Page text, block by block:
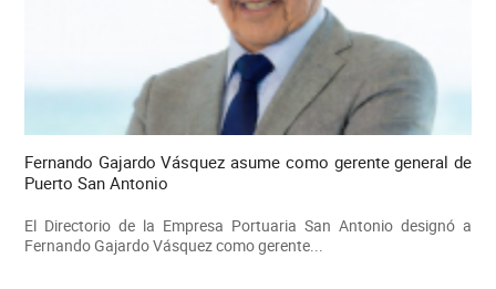
Fernando Gajardo Vásquez asume como gerente general de
Puerto San Antonio
El Directorio de la Empresa Portuaria San Antonio designó a
Fernando Gajardo Vásquez como gerente...